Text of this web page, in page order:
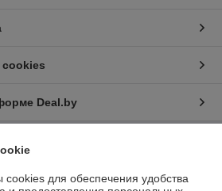
cookies
Deal.by
с ограниченной ответственностью
для обеспечения удобства